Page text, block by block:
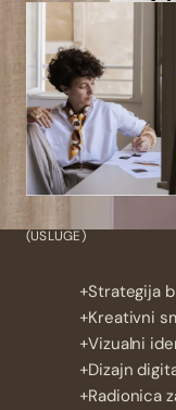
(USLUGE)
Strategija
Kreativni
Vizualni
Dizajn
Radionica